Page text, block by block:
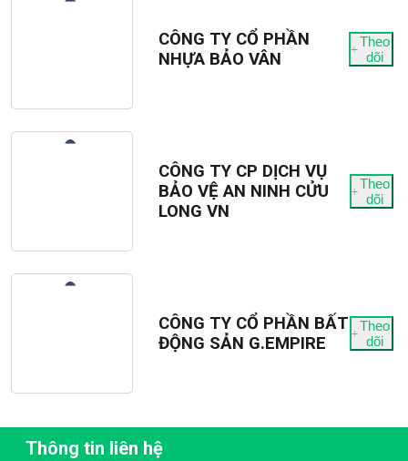
CÔNG TY CỔ PHẦN
NHỰA BẢO VÂN
Theo
dõi
CÔNG TY CP DỊCH VỤ
BẢO VỆ AN NINH CỬU
LONG VN
Theo
dõi
CÔNG TY CỔ PHẦN BẤT
ĐỘNG SẢN G.EMPIRE
Theo
dõi
Thông tin liên hệ